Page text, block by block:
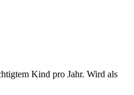
Kind pro Jahr. Wird als